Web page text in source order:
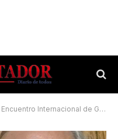
Internacional de Guitarra Clásica